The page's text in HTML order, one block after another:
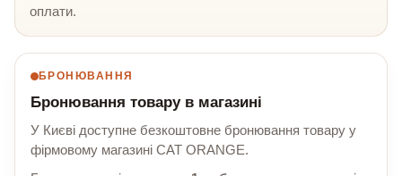
оплати.
БРОНЮВАННЯ
Бронювання товару в магазині
У Києві доступне безкоштовне бронювання товару у
фірмовому магазині CAT ORANGE.